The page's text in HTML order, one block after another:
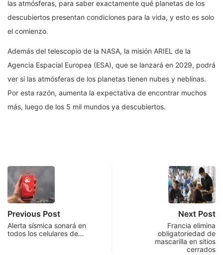
las atmósferas, para saber exactamente qué planetas de los
descubiertos presentan condiciones para la vida, y esto es solo
el comienzo.
Además del telescopio de la NASA, la misión ARIEL de la
Agencia Espacial Europea (ESA), que se lanzará en 2029, podrá
ver si las atmósferas de los planetas tienen nubes y neblinas.
Por esta razón, aumenta la expectativa de encontrar muchos
más, luego de los 5 mil mundos ya descubiertos.
Previous Post
Alerta sísmica sonará en
todos los celulares de…
Next Post
Francia elimina
obligatoriedad de
mascarilla en sitios
cerrados